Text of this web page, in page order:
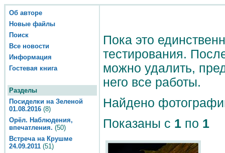
Об авторе
Новые файлы
Поиск
Все новости
Информация
Гостевая книга
Разделы
Посиделки на Зеленой
01.08.2016 (8)
Орёл. Наблюдения,
впечатления. (50)
Встреча на Крушме
24.09.2011 (51)
Пока это
тестирования.
можно удалить,
него все работы.
Найдено
Показаны с 1 по 1